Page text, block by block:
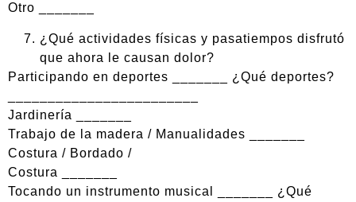
Otro _______
¿Qué actividades físicas y pasatiempos disfrutó
que ahora le causan dolor?
Participando en deportes _______ ¿Qué deportes?
Jardinería _______
Trabajo de la madera / Manualidades _______
Costura / Bordado /
Costura _______
Tocando un instrumento musical _______ ¿Qué